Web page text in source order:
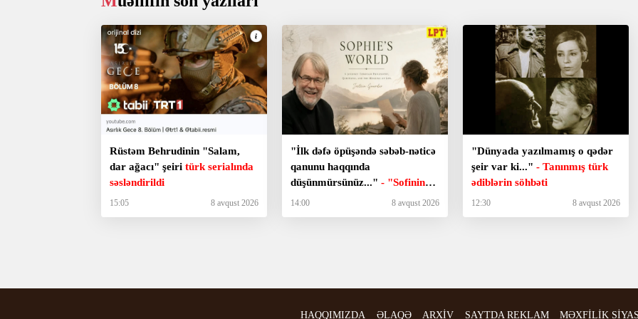
Rüstəm Behrudinin "Salam,
dar ağacı" şeiri türk serialında
səsləndirildi
15:05 8 avqust 2026
"İlk dəfə öpüşəndə səbəb-nəticə
qanunu haqqında
düşünmürsünüz..." - "Sofinin
dünyası"ndan sitatlar
14:00 8 avqust 2026
"Dünyada yazılmamış o qədər
şeir var ki..." - Tanınmış türk
ədiblərin söhbəti
12:30 8 avqust 2026
HAQQIMIZDA ƏLAQƏ ARXİV SAYTDA REKLAM MƏXFİLİK